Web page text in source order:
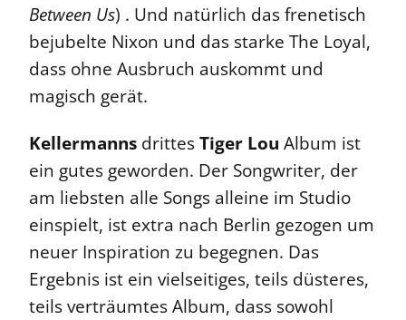
Between Us) . Und natürlich das frenetisch
bejubelte Nixon und das starke The Loyal,
dass ohne Ausbruch auskommt und
magisch gerät.
Kellermanns drittesTiger Lou Album ist
ein gutes geworden. Der Songwriter, der
am liebsten alle Songs alleine im Studio
einspielt, ist extra nach Berlin gezogen um
neuer Inspiration zu begegnen. Das
Ergebnis ist ein vielseitiges, teils düsteres,
teils verträumtes Album, dass sowohl